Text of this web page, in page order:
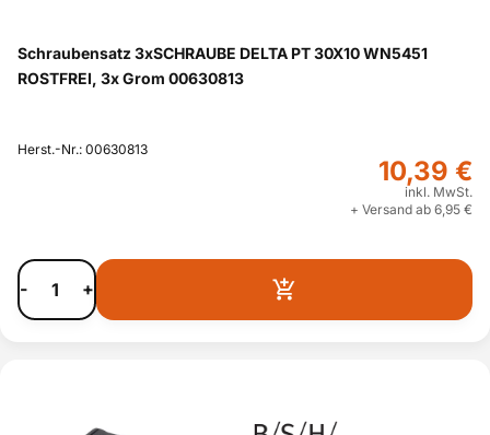
Schraubensatz 3xSCHRAUBE DELTA PT 30X10 WN5451
ROSTFREI, 3x Grom 00630813
Herst.-Nr.: 00630813
10,39 €
inkl. MwSt.
+ Versand ab 6,95 €
- +